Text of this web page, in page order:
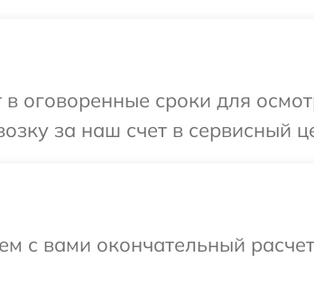
оговоренные сроки для
за наш счет в сервисный
с вами окончательный